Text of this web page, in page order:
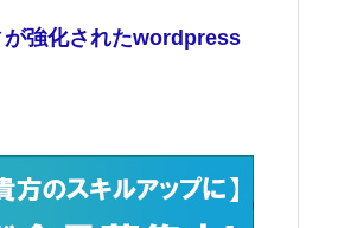
が強化されたwordpress